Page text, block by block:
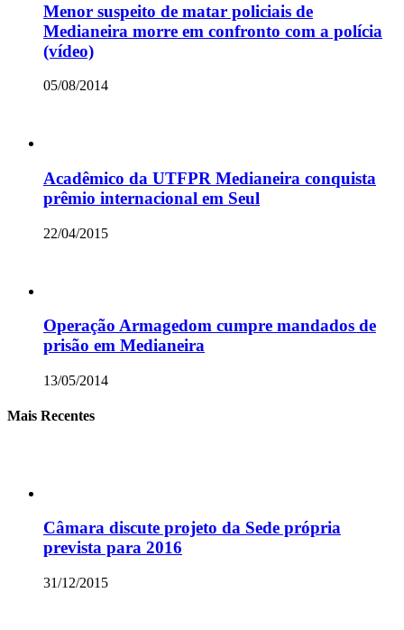
Menor suspeito de matar policiais de
Medianeira morre em confronto com a polícia
(vídeo)
05/08/2014
Acadêmico da UTFPR Medianeira conquista
prêmio internacional em Seul
22/04/2015
Operação Armagedom cumpre mandados de
prisão em Medianeira
13/05/2014
Mais Recentes
Câmara discute projeto da Sede própria
prevista para 2016
31/12/2015